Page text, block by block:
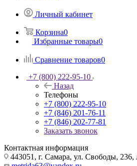
Личный кабинет
Корзина0
Избранные товары0
Сравнение товаров0
+7 (800) 222-95-10
Назад
Телефоны
+7 (800) 222-95-10
+7 (846) 201-76-11
+7 (846) 202-77-81
Заказать звонок
Контактная информация
443051, г. Самара, ул. Свободы,